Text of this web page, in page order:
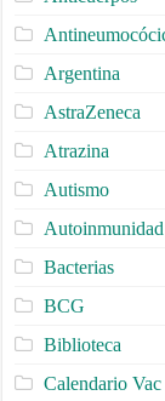
Argentina
AstraZeneca
Atrazina
Autismo
Autoinmunidad
Bacterias
BCG
Biblioteca
Calendario Vac